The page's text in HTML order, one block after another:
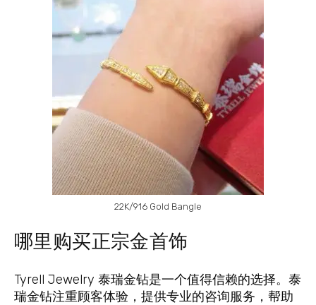
22K/916 Gold Bangle
哪里购买正宗金首饰
Tyrell Jewelry 泰瑞金钻是一个值得信赖的选择。泰
瑞金钻注重顾客体验，提供专业的咨询服务，帮助